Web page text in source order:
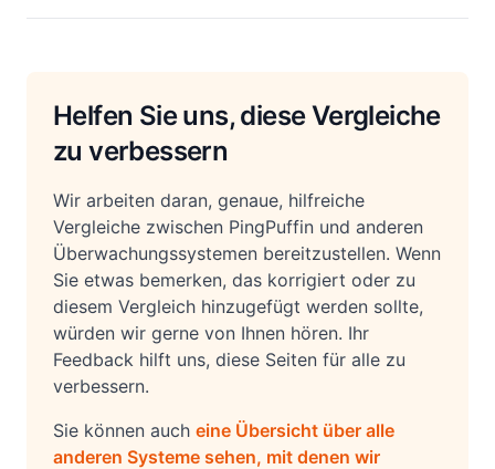
Helfen Sie uns, diese Vergleiche
zu verbessern
Wir arbeiten daran, genaue, hilfreiche
Vergleiche zwischen PingPuffin und anderen
Überwachungssystemen bereitzustellen. Wenn
Sie etwas bemerken, das korrigiert oder zu
diesem Vergleich hinzugefügt werden sollte,
würden wir gerne von Ihnen hören. Ihr
Feedback hilft uns, diese Seiten für alle zu
verbessern.
Sie können auch eine Übersicht über alle
anderen Systeme sehen, mit denen wir